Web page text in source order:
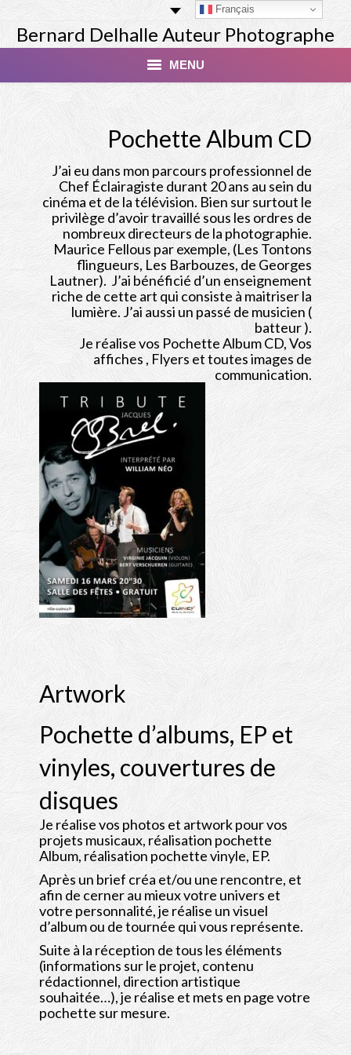
Bernard Delhalle Auteur Photographe
MENU
Masterclass
Tirage Finart Nu
Tirage Paysages
Studio
Les Modèles
Livres
Albums
Contact
Shop
Pochette Album CD
J’ai eu dans mon parcours professionnel de
Chef Éclairagiste durant 20 ans au sein du
cinéma et de la télévision. Bien sur surtout le
privilège d’avoir travaillé sous les ordres de
nombreux directeurs de la photographie.
Maurice Fellous par exemple, (Les Tontons
flingueurs, Les Barbouzes, de Georges
Lautner). J’ai bénéficié d’un enseignement
riche de cette art qui consiste à maitriser la
lumière. J’ai aussi un passé de musicien (
batteur ).
Je réalise vos Pochette Album CD, Vos
affiches , Flyers et toutes images de
communication.
Artwork
Pochette d’albums, EP et
vinyles, couvertures de
disques
Je réalise vos photos et artwork pour vos
projets musicaux, réalisation pochette
Album, réalisation pochette vinyle, EP.
Après un brief créa et/ou une rencontre, et
afin de cerner au mieux votre univers et
votre personnalité, je réalise un visuel
d’album ou de tournée qui vous représente.
Suite à la réception de tous les éléments
(informations sur le projet, contenu
rédactionnel, direction artistique
souhaitée…), je réalise et mets en page votre
pochette sur mesure.
Français